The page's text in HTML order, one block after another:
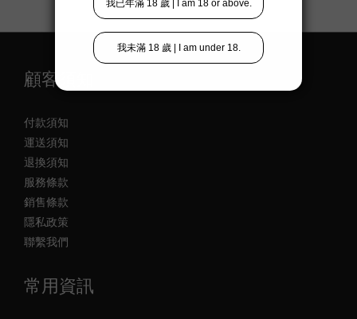
顧客須知
付款須知
運送須知
退換須知
服務條款
銷售條款
隱私政策
聯繫我們
常用資訊